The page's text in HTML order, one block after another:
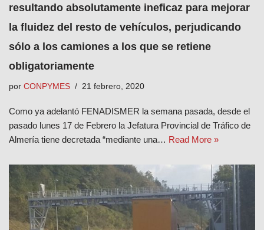
resultando absolutamente ineficaz para mejorar
la fluidez del resto de vehículos, perjudicando
sólo a los camiones a los que se retiene
obligatoriamente
por CONPYMES 21 febrero, 2020
Como ya adelantó FENADISMER la semana pasada, desde el
pasado lunes 17 de Febrero la Jefatura Provincial de Tráfico de
Almería tiene decretada “mediante una… Read More »